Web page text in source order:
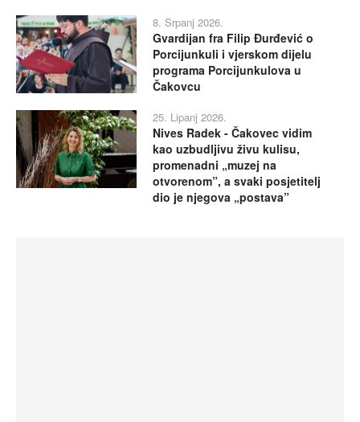
8. Srpanj 2026.
Gvardijan fra Filip Đurđević o
Porcijunkuli i vjerskom dijelu
programa Porcijunkulova u
Čakovcu
25. Lipanj 2026.
Nives Radek - Čakovec vidim
kao uzbudljivu živu kulisu,
promenadni „muzej na
otvorenom”, a svaki posjetitelj
dio je njegova „postava”